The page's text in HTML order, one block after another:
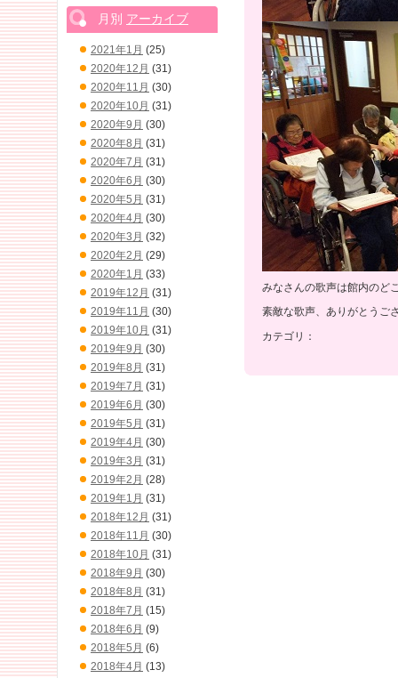
みなさんの歌声は館内のど
素敵な歌声、ありがとうご
カテゴリ：
月別 アーカイブ
2021年1月 (25)
2020年12月 (31)
2020年11月 (30)
2020年10月 (31)
2020年9月 (30)
2020年8月 (31)
2020年7月 (31)
2020年6月 (30)
2020年5月 (31)
2020年4月 (30)
2020年3月 (32)
2020年2月 (29)
2020年1月 (33)
2019年12月 (31)
2019年11月 (30)
2019年10月 (31)
2019年9月 (30)
2019年8月 (31)
2019年7月 (31)
2019年6月 (30)
2019年5月 (31)
2019年4月 (30)
2019年3月 (31)
2019年2月 (28)
2019年1月 (31)
2018年12月 (31)
2018年11月 (30)
2018年10月 (31)
2018年9月 (30)
2018年8月 (31)
2018年7月 (15)
2018年6月 (9)
2018年5月 (6)
2018年4月 (13)